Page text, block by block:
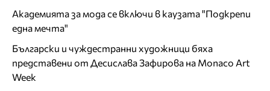
Академията за мода се включи в каузата "Подкрепи
една мечта"
Български и чуждестранни художници бяха
представени от Десислава Зафирова на Monaco Art
Week